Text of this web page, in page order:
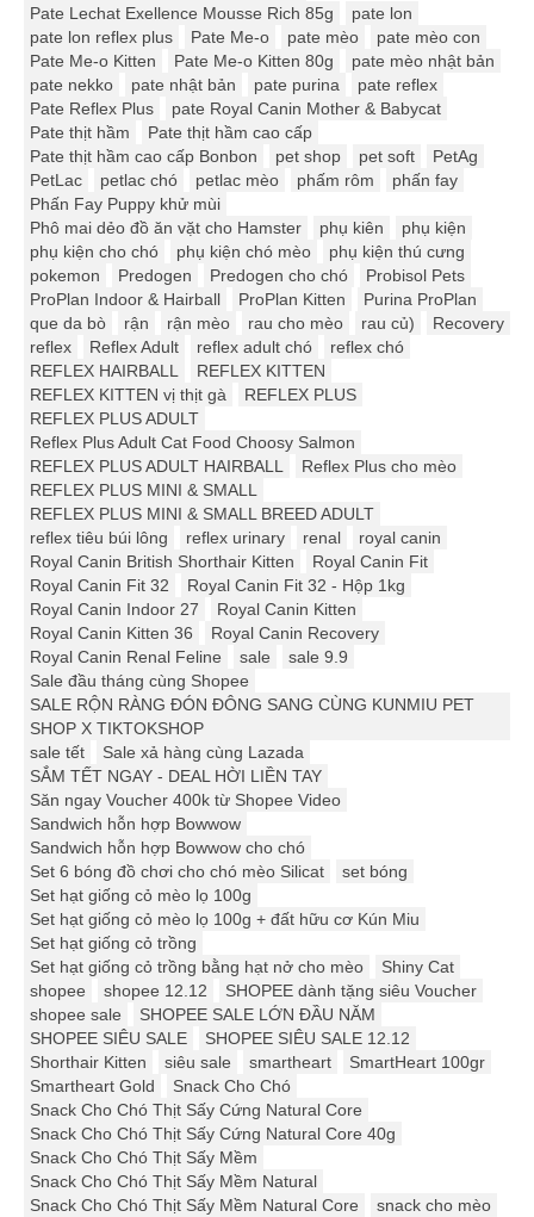
Pate Lechat Exellence Mousse Rich 85g
pate lon
pate lon reflex plus
Pate Me-o pate mèo
pate mèo con
Pate Me-o Kitten
Pate Me-o Kitten 80g
pate mèo nhật bản
pate nekko
pate nhật bản pate purina
pate reflex
Pate Reflex Plus
pate Royal Canin Mother & Babycat
Pate thịt hầm
Pate thịt hầm cao cấp
Pate thịt hầm cao cấp Bonbon
pet shop pet soft
PetAg
PetLac
petlac chó petlac mèo phấm rôm
phấn fay
Phấn Fay Puppy khử mùi
Phô mai dẻo đồ ăn vặt cho Hamster
phụ kiên
phụ kiện
phụ kiện cho chó
phụ kiện chó mèo
phụ kiện thú cưng
pokemon
Predogen Predogen cho chó
Probisol Pets
ProPlan Indoor & Hairball
ProPlan Kitten
Purina ProPlan
que da bò
rận rận mèo rau cho mèo rau củ)
Recovery
reflex
Reflex Adult reflex adult chó
reflex chó
REFLEX HAIRBALL
REFLEX KITTEN
REFLEX KITTEN vị thịt gà
REFLEX PLUS
REFLEX PLUS ADULT
Reflex Plus Adult Cat Food Choosy Salmon
REFLEX PLUS ADULT HAIRBALL
Reflex Plus cho mèo
REFLEX PLUS MINI & SMALL
REFLEX PLUS MINI & SMALL BREED ADULT
reflex tiêu búi lông
reflex urinary renal
royal canin
Royal Canin British Shorthair Kitten
Royal Canin Fit
Royal Canin Fit 32
Royal Canin Fit 32 - Hộp 1kg
Royal Canin Indoor 27
Royal Canin Kitten
Royal Canin Kitten 36
Royal Canin Recovery
Royal Canin Renal Feline
sale
sale 9.9
Sale đầu tháng cùng Shopee
SALE RỘN RÀNG ĐÓN ĐÔNG SANG CÙNG KUNMIU PET
SHOP X TIKTOKSHOP
sale tết
Sale xả hàng cùng Lazada
SẮM TẾT NGAY - DEAL HỜI LIỀN TAY
Săn ngay Voucher 400k từ Shopee Video
Sandwich hỗn hợp Bowwow
Sandwich hỗn hợp Bowwow cho chó
Set 6 bóng đồ chơi cho chó mèo Silicat
set bóng
Set hạt giống cỏ mèo lọ 100g
Set hạt giống cỏ mèo lọ 100g + đất hữu cơ Kún Miu
Set hạt giống cỏ trồng
Set hạt giống cỏ trồng bằng hạt nở cho mèo
Shiny Cat
shopee
shopee 12.12
SHOPEE dành tặng siêu Voucher
shopee sale
SHOPEE SALE LỚN ĐẦU NĂM
SHOPEE SIÊU SALE
SHOPEE SIÊU SALE 12.12
Shorthair Kitten
siêu sale smartheart
SmartHeart 100gr
Smartheart Gold
Snack Cho Chó
Snack Cho Chó Thịt Sấy Cứng Natural Core
Snack Cho Chó Thịt Sấy Cứng Natural Core 40g
Snack Cho Chó Thịt Sấy Mềm
Snack Cho Chó Thịt Sấy Mềm Natural
Snack Cho Chó Thịt Sấy Mềm Natural Core
snack cho mèo